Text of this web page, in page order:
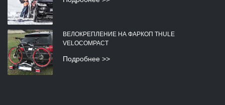
ВЕЛОКРЕПЛЕНИЕ НА ФАРКОП THULE
VELOCOMPACT
Подробнее >>